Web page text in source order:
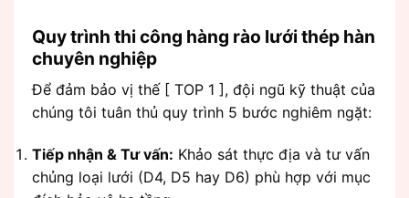
Quy trình thi công hàng rào lưới thép hàn
chuyên nghiệp
Để đảm bảo vị thế [ TOP 1 ], đội ngũ kỹ thuật của
chúng tôi tuân thủ quy trình 5 bước nghiêm ngặt:
Tiếp nhận & Tư vấn: Khảo sát thực địa và tư vấn
chủng loại lưới (D4, D5 hay D6) phù hợp với mục